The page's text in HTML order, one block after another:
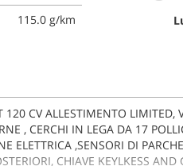
115.0 g/km
120 CV ALLESTIMENTO
, CERCHI IN LEGA DA 17
ELETTRICA ,SENSORI DI
CHIAVE KEYLKESS